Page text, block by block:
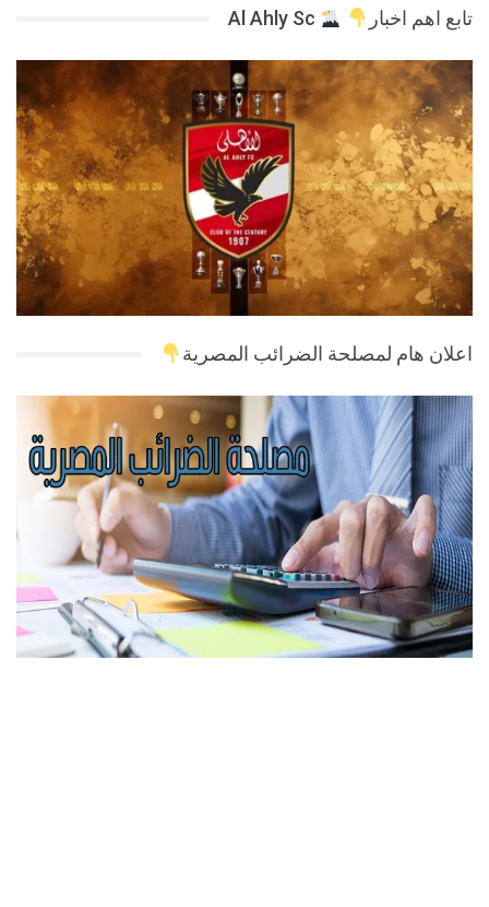
تابع اهم اخبار
اعلان هام لمصلحة الضرائب المصرية